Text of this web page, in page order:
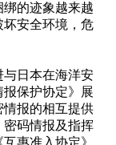
的迹象越来越
坏安全环境，危
日本在海洋安
保护协定》展
报的相互提供
码情报及指挥